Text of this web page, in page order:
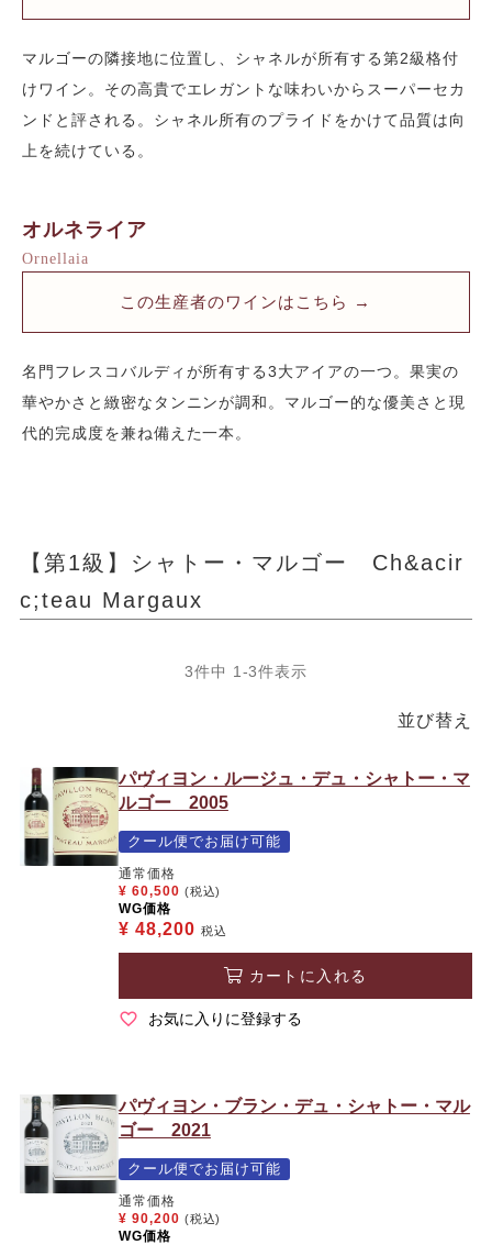
マルゴーの隣接地に位置し、シャネルが所有する第2級格付
けワイン。その高貴でエレガントな味わいからスーパーセカ
ンドと評される。シャネル所有のプライドをかけて品質は向
上を続けている。
オルネライア
Ornellaia
この生産者のワインはこちら →
名門フレスコバルディが所有する3大アイアの一つ。果実の
華やかさと緻密なタンニンが調和。マルゴー的な優美さと現
代的完成度を兼ね備えた一本。
【第1級】シャトー・マルゴー Ch&acir
c;teau Margaux
並び替え
3件中 1 -3件表示
パヴィヨン・ルージュ・デュ・シャトー・マ
ルゴー 2005
クール便でお届け可能
通常価格
¥ 60,500 (税込)
WG価格
¥ 48,200 税込
カートに入れる
お気に入りに登録する
パヴィヨン・ブラン・デュ・シャトー・マル
ゴー 2021
クール便でお届け可能
通常価格
¥ 90,200 (税込)
WG価格